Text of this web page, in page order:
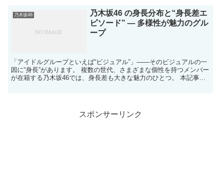
乃木坂46
乃木坂46 の身長分布と“身長差エ
ピソード” ― 多様性が魅力のグル
ープ
「アイドルグループといえば“ビジュアル”」――そのビジュアルの一
因に“身長”があります。 複数の世代、さまざまな個性を持つメンバー
が在籍する乃木坂46では、身長差も大きな魅力のひとつ。 本記事で
スポンサーリンク